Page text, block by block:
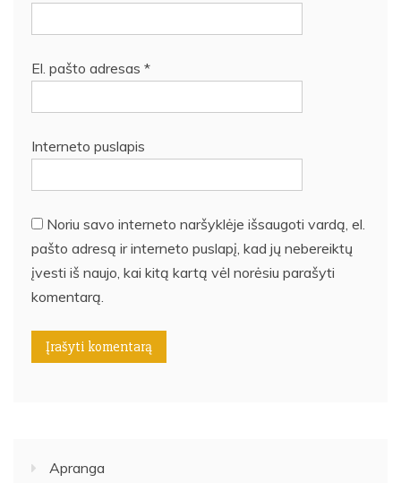
El. pašto adresas *
Interneto puslapis
Noriu savo interneto naršyklėje išsaugoti vardą, el.
pašto adresą ir interneto puslapį, kad jų nebereiktų
įvesti iš naujo, kai kitą kartą vėl norėsiu parašyti
komentarą.
Apranga